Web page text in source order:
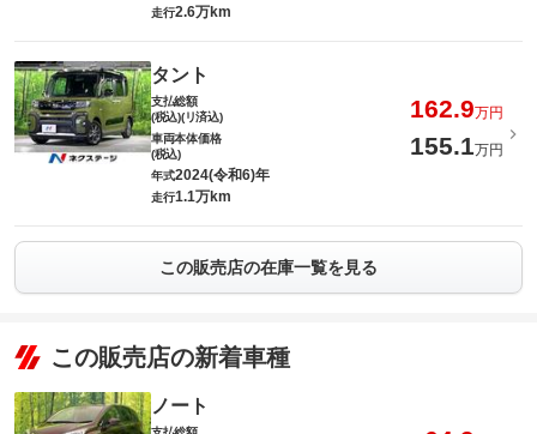
走行2.6万km
タント
支払総額
(税込)(リ済込)
162.9万円
車両本体価格
(税込)
155.1万円
年式2024(令和6)年
走行1.1万km
この販売店の在庫一覧を見る
この販売店の新着車種
ノート